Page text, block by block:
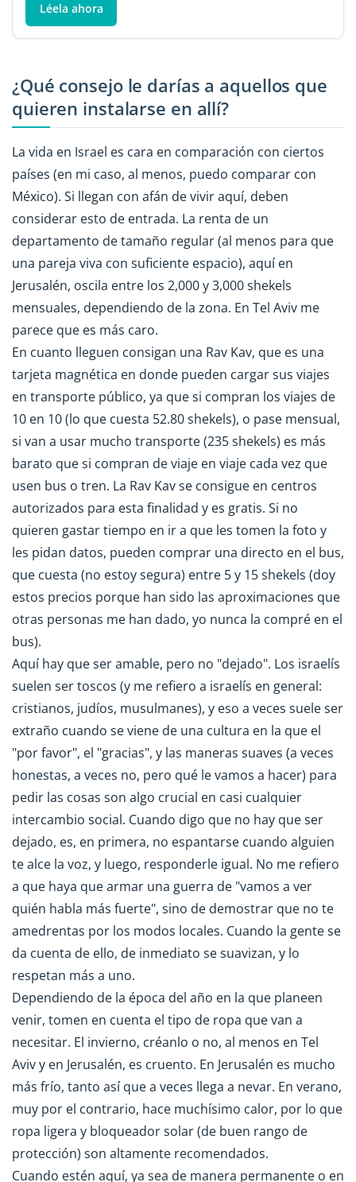
Léela ahora
¿Qué consejo le darías a aquellos que
quieren instalarse en allí?
La vida en Israel es cara en comparación con ciertos
países (en mi caso, al menos, puedo comparar con
México). Si llegan con afán de vivir aquí, deben
considerar esto de entrada. La renta de un
departamento de tamaño regular (al menos para que
una pareja viva con suficiente espacio), aquí en
Jerusalén, oscila entre los 2,000 y 3,000 shekels
mensuales, dependiendo de la zona. En Tel Aviv me
parece que es más caro.
En cuanto lleguen consigan una Rav Kav, que es una
tarjeta magnética en donde pueden cargar sus viajes
en transporte público, ya que si compran los viajes de
10 en 10 (lo que cuesta 52.80 shekels), o pase mensual,
si van a usar mucho transporte (235 shekels) es más
barato que si compran de viaje en viaje cada vez que
usen bus o tren. La Rav Kav se consigue en centros
autorizados para esta finalidad y es gratis. Si no
quieren gastar tiempo en ir a que les tomen la foto y
les pidan datos, pueden comprar una directo en el bus,
que cuesta (no estoy segura) entre 5 y 15 shekels (doy
estos precios porque han sido las aproximaciones que
otras personas me han dado, yo nunca la compré en el
bus).
Aquí hay que ser amable, pero no "dejado". Los israelís
suelen ser toscos (y me refiero a israelís en general:
cristianos, judíos, musulmanes), y eso a veces suele ser
extraño cuando se viene de una cultura en la que el
"por favor", el "gracias", y las maneras suaves (a veces
honestas, a veces no, pero qué le vamos a hacer) para
pedir las cosas son algo crucial en casi cualquier
intercambio social. Cuando digo que no hay que ser
dejado, es, en primera, no espantarse cuando alguien
te alce la voz, y luego, responderle igual. No me refiero
a que haya que armar una guerra de "vamos a ver
quién habla más fuerte", sino de demostrar que no te
amedrentas por los modos locales. Cuando la gente se
da cuenta de ello, de inmediato se suavizan, y lo
respetan más a uno.
Dependiendo de la época del año en la que planeen
venir, tomen en cuenta el tipo de ropa que van a
necesitar. El invierno, créanlo o no, al menos en Tel
Aviv y en Jerusalén, es cruento. En Jerusalén es mucho
más frío, tanto así que a veces llega a nevar. En verano,
muy por el contrario, hace muchísimo calor, por lo que
ropa ligera y bloqueador solar (de buen rango de
protección) son altamente recomendados.
Cuando estén aquí, ya sea de manera permanente o en